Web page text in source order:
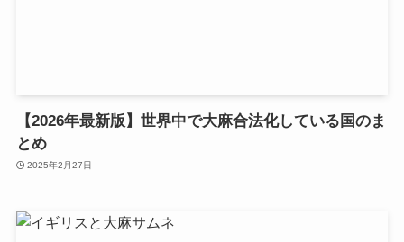
【2026年最新版】世界中で大麻合法化している国のま
とめ
2025年2月27日